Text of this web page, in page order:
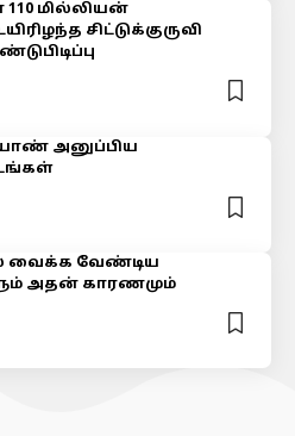
110 மில்லியன்
சிட்டுக்குருவி
அனுப்பிய
வைக்க வேண்டிய
அதன் காரணமும்